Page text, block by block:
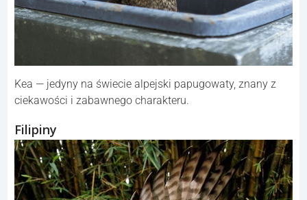
Kea — jedyny na świecie alpejski papugowaty, znany z
ciekawości i zabawnego charakteru.
Filipiny